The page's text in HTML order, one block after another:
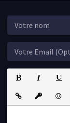
Insert Link
Insert